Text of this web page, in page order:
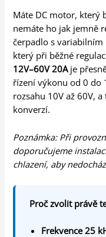
Máte DC motor, který
nemáte ho jak jemně
čerpadlo s variabilním
který při běžné
12V–60V 20Aje
řízení výkonu od 0 do
rozsahu 10V až 60V,
konverzí.
Poznámka: Při
doporučujeme
chlazení, aby
Proč zvolit právě
Frekvence 25